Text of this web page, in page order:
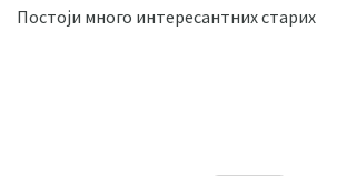
Постоји много интересантних старих